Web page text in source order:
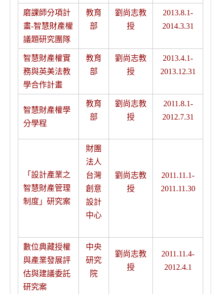
磨課師分項計
畫-智慧財產權
議題研究團隊
教育
部
劉尚志教
授
2013.8.1-
2014.3.31
智慧財產權實
務與英美法教
學合作計畫
教育
部
劉尚志教
授
2013.4.1-
2013.12.31
智慧財產權學
分學程
教育
部
劉尚志教
授
2011.8.1-
2012.7.31
「設計產業之
智慧財產管理
制度」研究案
財團
法人
台灣
創意
設計
中心
劉尚志教
授
2011.11.1-
2011.11.30
數位典藏授權
與產業發展評
估與建議委託
研究案
中央
研究
院
劉尚志教
授
2011.11.4-
2012.4.1